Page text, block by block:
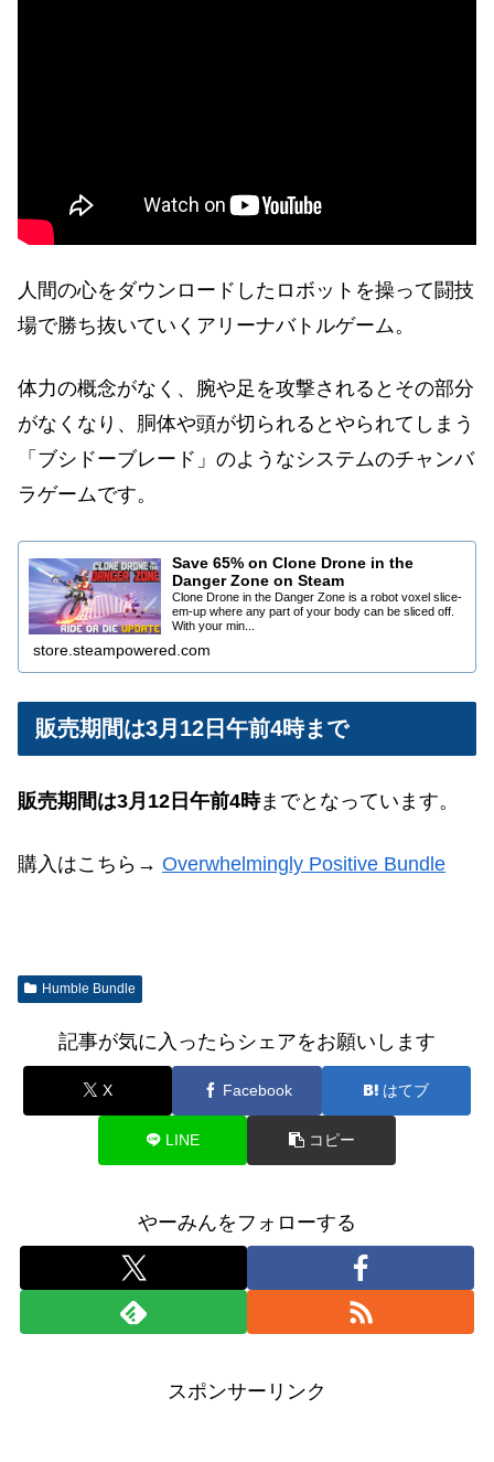
人間の心をダウンロードしたロボットを操って闘技
場で勝ち抜いていくアリーナバトルゲーム。
体力の概念がなく、腕や足を攻撃されるとその部分
がなくなり、胴体や頭が切られるとやられてしまう
「ブシドーブレード」のようなシステムのチャンバ
ラゲームです。
Save 65% on Clone Drone in the
Danger Zone on Steam
Clone Drone in the Danger Zone is a robot voxel slice-
em-up where any part of your body can be sliced off.
With your min...
store.steampowered.com
販売期間は3月12日午前4時まで
販売期間は3月12日午前4時までとなっています。
購入はこちら→ Overwhelmingly Positive Bundle
Humble Bundle
記事が気に入ったらシェアをお願いします
X Facebook はてブ
LINE コピー
やーみんをフォローする
スポンサーリンク